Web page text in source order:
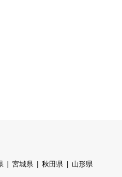
宮城県 秋田県
山形県